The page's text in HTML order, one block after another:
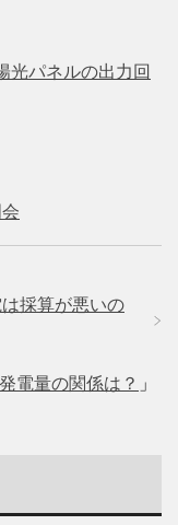
光パネルの出力回
採算が悪いの
電量の関係は？ 」